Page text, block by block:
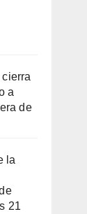
a
de
la
21